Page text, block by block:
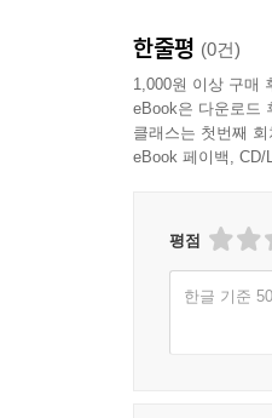
한줄평 (0건)
1,000원 이상 구매
eBook은 다운로드
클래스는 첫번째
eBook 페이백,
평점
한글 기준